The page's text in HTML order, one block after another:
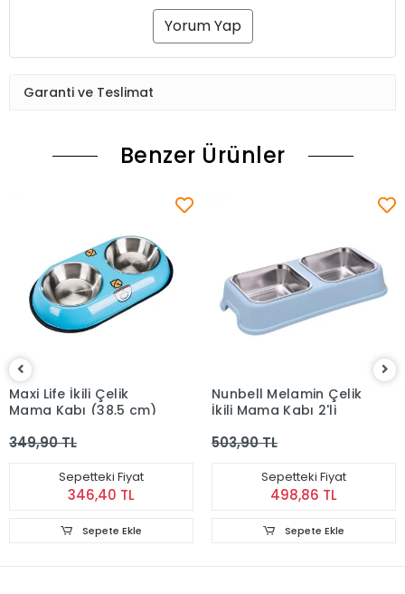
Yorum Yap
Garanti ve Teslimat
Benzer Ürünler
Maxi Life İkili Çelik
Mama Kabı (38,5 cm)
349,90 TL
Sepetteki Fiyat
346,40 TL
Sepete Ekle
Nunbell Melamin Çelik
İkili Mama Kabı 2'li
503,90 TL
Sepetteki Fiyat
498,86 TL
Sepete Ekle